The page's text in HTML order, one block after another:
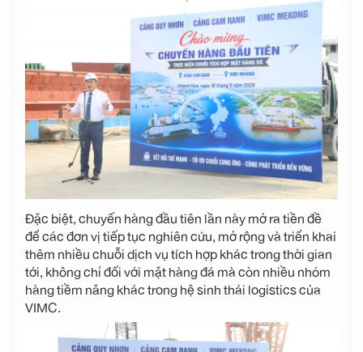
Đặc biệt, chuyến hàng đầu tiên lần này mở ra tiền đề
để các đơn vị tiếp tục nghiên cứu, mở rộng và triển khai
thêm nhiều chuỗi dịch vụ tích hợp khác trong thời gian
tới, không chỉ đối với mặt hàng đá mà còn nhiều nhóm
hàng tiềm năng khác trong hệ sinh thái logistics của
VIMC.